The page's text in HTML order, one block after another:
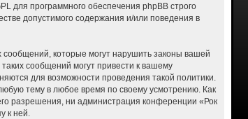
для программного обеспечения phpBB строго
допустимого содержания и/или поведения в
которые могут нарушить законы вашей
сообщений могут привести к вашему
для возможности проведения такой политики.
тему в любое время по своему усмотрению. Как
разрешения, ни администрация конференции «Рок
к ней.